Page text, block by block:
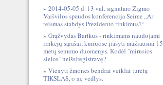
2014-05-05 d. 13 val. signataro Zigmo
Vaišvilos spaudos konferencija Seime „Ar
teismas stabdys Prezidento rinkimus?“
Grąžvydas Bartkus - rinkimams naudojami
rinkėjų sąrašai, kuriuose įrašyti mažiausiai 15
metų senumo duomenys. Kodėl "mirusios
sielos" neišsiregistravę?
Vienyti žmones bendrai veiklai turėtų
TIKSLAS, o ne vedlys.